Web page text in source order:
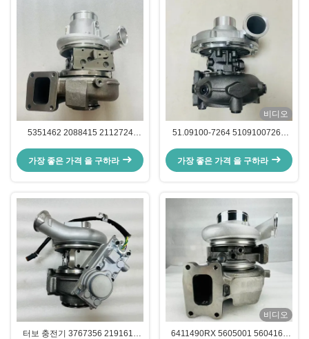
5351462 2088415 2112724
럭 터보 충전기
가장 좋은 가격 을 구하라
비디오
51.09100-7264 51091007264
53369707091 K36 MAN 트럭용
가장 좋은 가격 을 구하라
터보 충전기 3767356 2191616
비디오
6411490RX 5605001 5604168